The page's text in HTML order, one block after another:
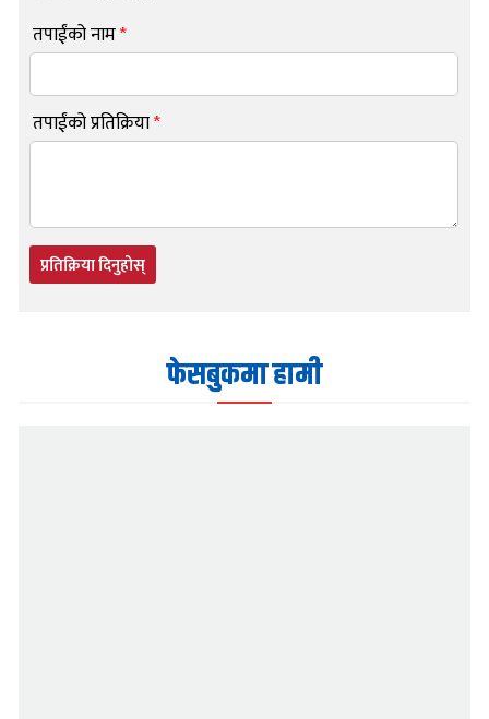
तपाईंको नाम*
तपाईंको प्रतिक्रिया*
प्रतिक्रिया दिनुहोस्
फेसबुकमा हामी